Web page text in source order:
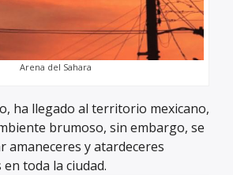
Arena del Sahara
ha llegado al territorio mexicano,
brumoso, sin embargo, se
amaneceres y atardeceres
toda la ciudad.